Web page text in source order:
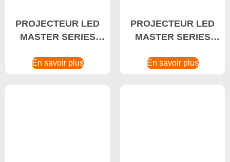
PROJECTEUR LED
MASTER SERIES
Lumière de haute
En savoir plus
PROJECTEUR LED
MASTER SERIES
haute
En savoir plus